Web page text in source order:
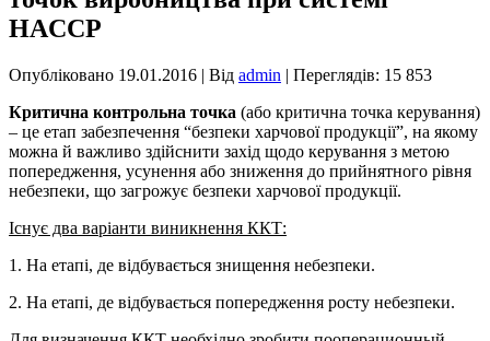
HACCP
Опубліковано 19.01.2016 | Від admin | Переглядів: 15 853
Критична контрольна точка (або критична точка керування)
– це етап забезпечення “безпеки харчової продукції”, на якому
можна й важливо здійснити захід щодо керування з метою
попередження, усунення або зниження до прийнятного рівня
небезпеки, що загрожує безпеки харчової продукції.
Існує два варіанти виникнення ККТ:
1. На етапі, де відбувається знищення небезпеки.
2. На етапі, де відбувається попередження росту небезпеки.